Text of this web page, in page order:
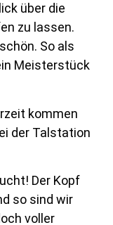
über die
zu lassen.
So als
Meisterstück
kommen
der Talstation
Der Kopf
so sind wir
voller